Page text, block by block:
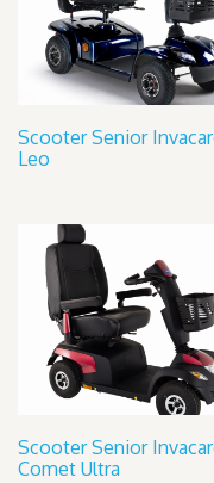
Scooter Senior
Leo
Scooter Senior
Comet Ultra